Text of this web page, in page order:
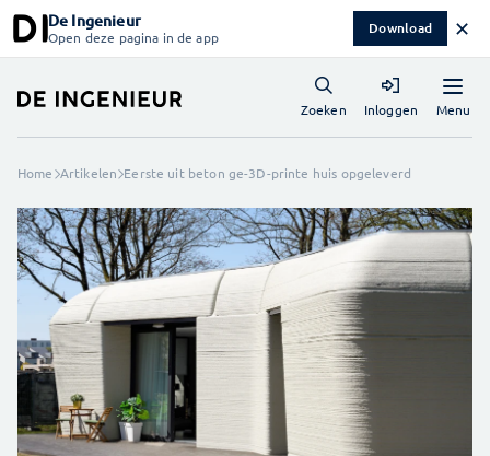
De Ingenieur
Open deze pagina in de app Download ✕
Menu
Zoeken Inloggen
Home Artikelen Eerste uit beton ge-3D-printe huis opgeleverd